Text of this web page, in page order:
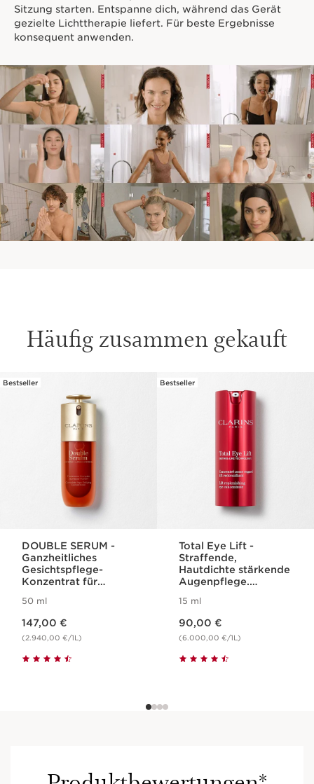
Häufig zusammen gekauft
WEITER ZUM INHALT
Bestseller
Ganzheitliches
Gesichtspflege-
Konzentrat für
jugendliche Haut
(2.940,00 €/1L)
Bestseller
Straffende,
Hautdichte stärkende
Nachfüllbar.
90,00 €
Produktbewertungen*